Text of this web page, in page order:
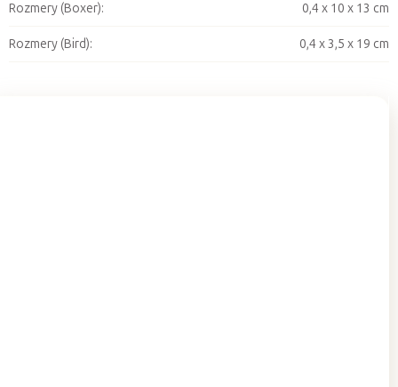
Rozmery (Boxer): 0,4 x 10 x 13 cm
Rozmery (Bird): 0,4 x 3,5 x 19 cm